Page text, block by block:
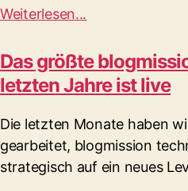
Weiterlesen...
Das größte
letzten Jahre ist live
Die letzten Monate haben
gearbeitet, blogmission
strategisch auf ein neues